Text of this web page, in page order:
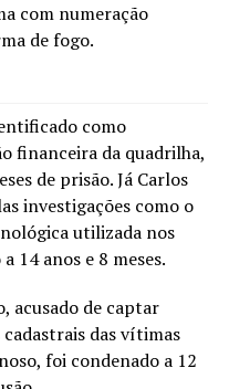
com numeração
de fogo.
como
financeira da quadrilha,
de prisão. Já Carlos
investigações como o
utilizada nos
14 anos e 8 meses.
acusado de captar
das vítimas
foi condenado a 12